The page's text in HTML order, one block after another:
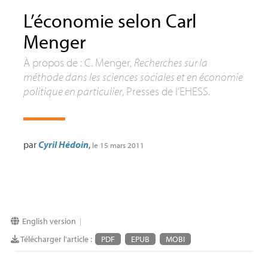
L’économie selon Carl
Menger
À propos de : C. Menger, Recherches sur la
méthode dans les sciences sociales et en économie
politique en particulier, Presses de l’EHESS.
parCyril Hédoin, le 15 mars 2011
English version |
Télécharger l'article : PDF EPUB MOBI